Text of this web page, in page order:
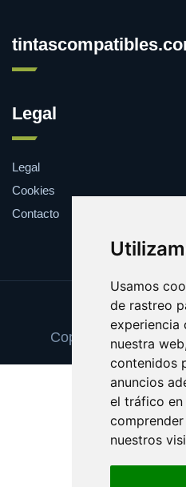
Usamos
de rastreo
experiencia
nuestra
contenidos
anuncios
el tráfico en
nuestros
Legal
Legal
Cookies
Contacto
Update
Copyright © 2025